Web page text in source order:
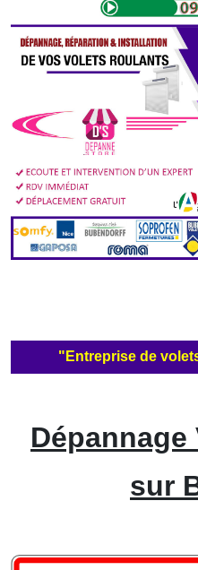
"Entreprise de
sur